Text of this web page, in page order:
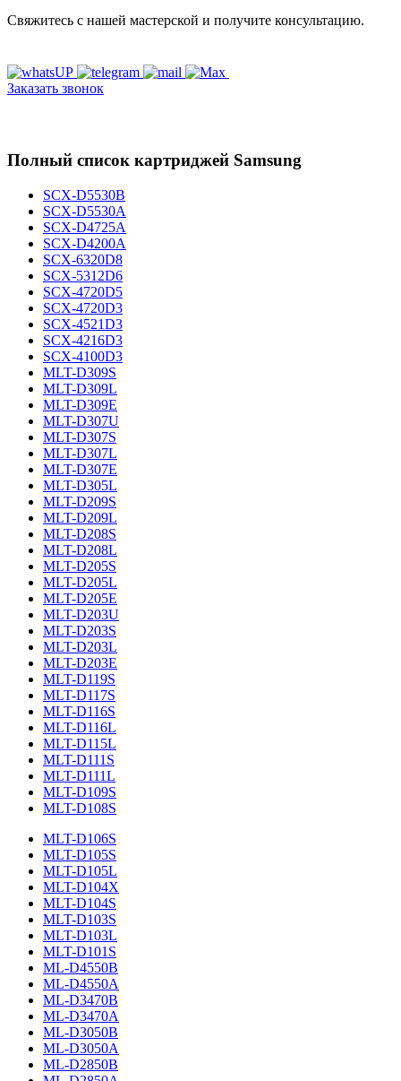
Свяжитесь с нашей мастерской и получите консультацию.
Заказать звонок
Полный список картриджей Samsung
SCX-D5530B
SCX-D5530A
SCX-D4725A
SCX-D4200A
SCX-6320D8
SCX-5312D6
SCX-4720D5
SCX-4720D3
SCX-4521D3
SCX-4216D3
SCX-4100D3
MLT-D309S
MLT-D309L
MLT-D309E
MLT-D307U
MLT-D307S
MLT-D307L
MLT-D307E
MLT-D305L
MLT-D209S
MLT-D209L
MLT-D208S
MLT-D208L
MLT-D205S
MLT-D205L
MLT-D205E
MLT-D203U
MLT-D203S
MLT-D203L
MLT-D203E
MLT-D119S
MLT-D117S
MLT-D116S
MLT-D116L
MLT-D115L
MLT-D111S
MLT-D111L
MLT-D109S
MLT-D108S
MLT-D106S
MLT-D105S
MLT-D105L
MLT-D104X
MLT-D104S
MLT-D103S
MLT-D103L
MLT-D101S
ML-D4550B
ML-D4550A
ML-D3470B
ML-D3470A
ML-D3050B
ML-D3050A
ML-D2850B